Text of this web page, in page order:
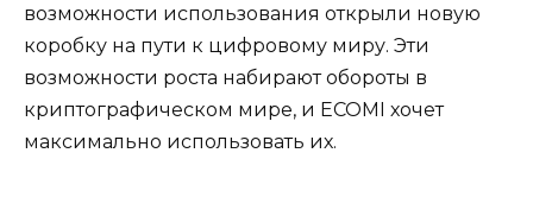
возможности использования открыли новую
коробку на пути к цифровому миру. Эти
возможности роста набирают обороты в
криптографическом мире, и ECOMI хочет
максимально использовать их.